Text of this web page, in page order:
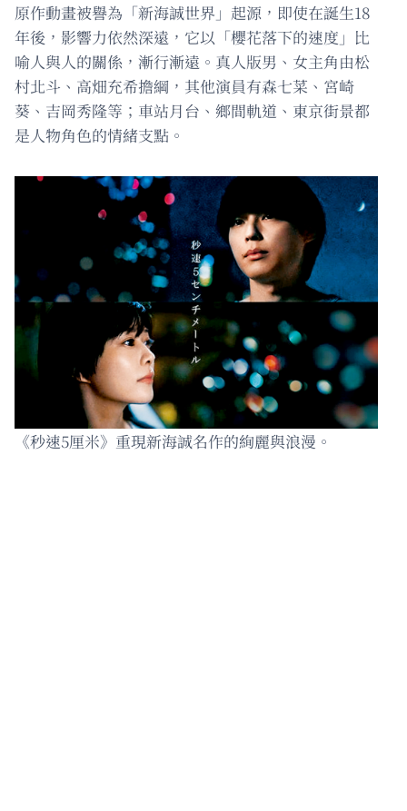
原作動畫被譽為「新海誠世界」起源，即使在誕生18
年後，影響力依然深遠，它以「櫻花落下的速度」比
喻人與人的關係，漸行漸遠。真人版男、女主角由松
村北斗、高畑充希擔綱，其他演員有森七菜、宮崎
葵、吉岡秀隆等；車站月台、鄉間軌道、東京街景都
是人物角色的情緒支點。
《秒速5厘米》重現新海誠名作的絢麗與浪漫。